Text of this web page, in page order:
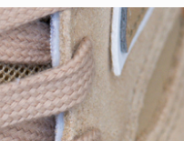
ID
IZURU
2026.08.05